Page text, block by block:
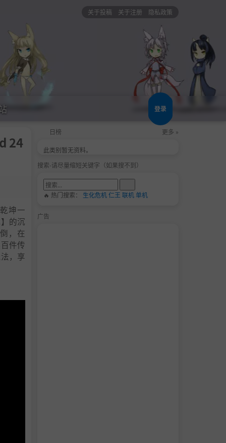
关于投稿 关于注册 隐私政策
登录
24
坤一
的沉
，在
件传
，享
日榜 更多 »
此类别暂无资料。
搜索-请尽量缩短关键字（如果搜不到）
🔥 热门搜索： 生化危机仁王 联机单机
广告